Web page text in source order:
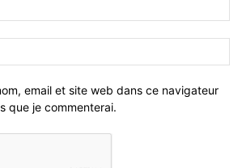
email et site web dans ce navigateur
que je commenterai.